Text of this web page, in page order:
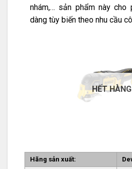
nhám,… sản phẩm này cho
dàng tùy biến theo nhu cầu
HẾT HÀNG
Hãng sản xuất: